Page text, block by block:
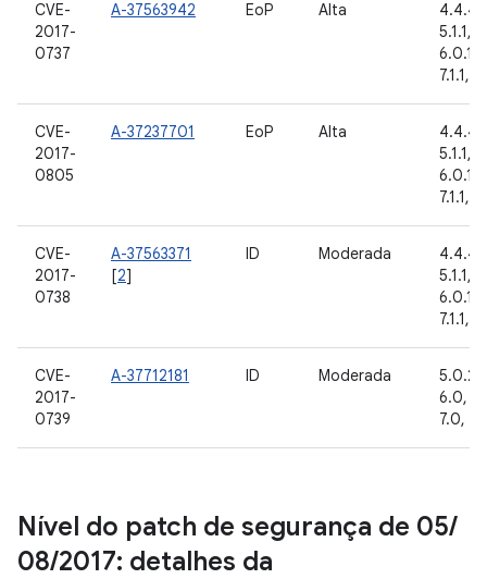
CVE-
2017-
0737
A-37563942 EoP Alta
4.4.4,
5.1.1,
6.0.1,
7.1.1,
CVE-
2017-
0805
A-37237701 EoP Alta
4.4.4,
5.1.1,
6.0.1,
7.1.1,
CVE-
2017-
0738
A-37563371
[2]
ID Moderada
4.4.4,
5.1.1,
6.0.1,
7.1.1,
CVE-
2017-
0739
A-37712181 ID Moderada
5.0.2,
6.0,
7.0,
Nível do patch de segurança de 05/
08/2017: detalhes da